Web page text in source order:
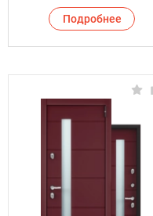
Подробнее